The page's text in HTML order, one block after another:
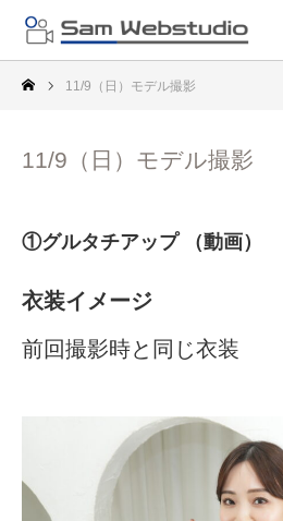
11/9（日）モデル撮影
11/9（日）モデル撮影
①グルタチアップ （動画）
衣装イメージ
前回撮影時と同じ衣装